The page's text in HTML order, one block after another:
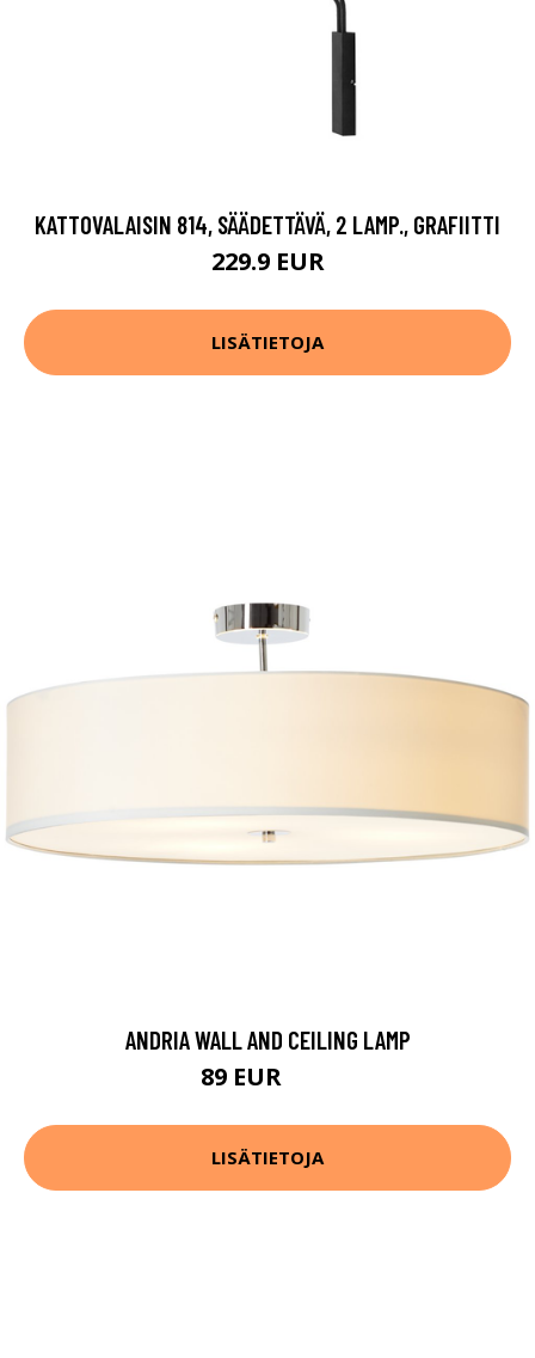
KATTOVALAISIN 814, SÄÄDETTÄVÄ, 2 LAMP., GRAFIITTI
229.9 EUR
LISÄTIETOJA
ANDRIA WALL AND CEILING LAMP
89 EUR
LISÄTIETOJA